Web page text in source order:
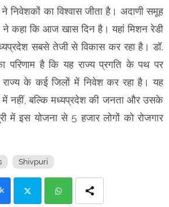
ने निवेशकों का विश्वास जीता है। अदाणी समूह
ने कहा कि आज खास दिन है। यहां मिशन रेडी
सबसे तेजी से विकास कर रहा है। डॉ.
परिणाम है कि यह राज्य प्रगति के पथ पर
के कई जिलों में निवेश कर रहा है। यह
में नहीं, बल्कि मध्यप्रदेश की जनता और उसके
में इस योजना से 5 हजार लोगों को रोजगार
Shivpuri